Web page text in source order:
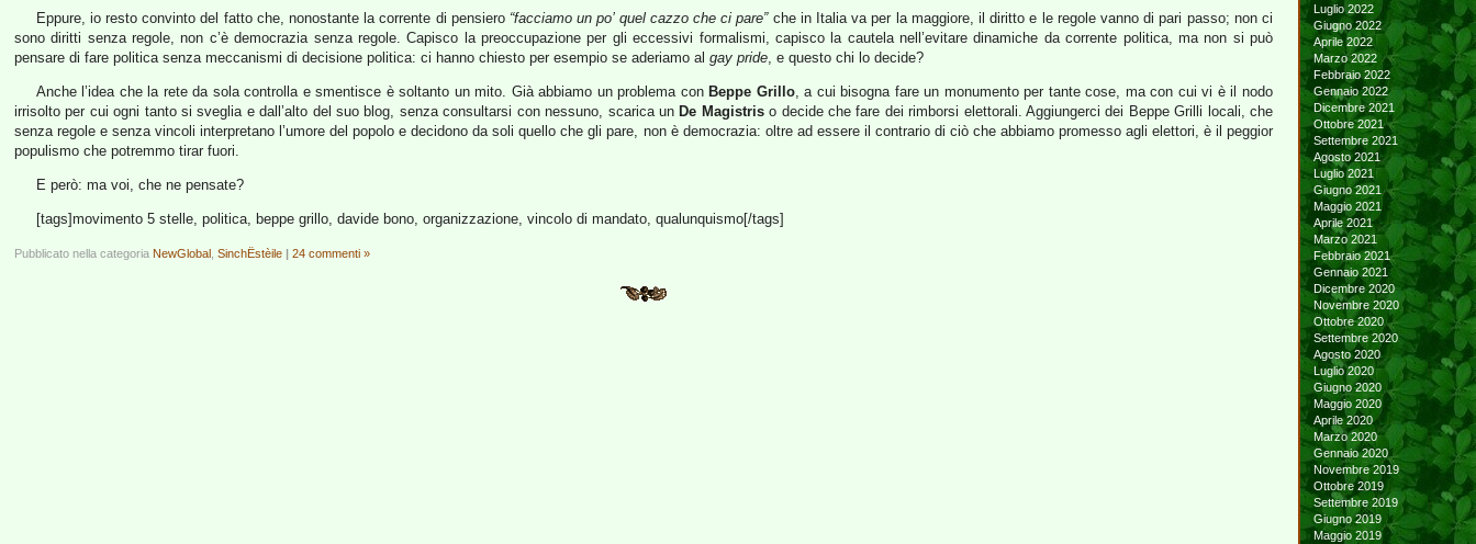
Eppure, io resto convinto del fatto che, nonostante la corrente di pensiero “facciamo un po’ quel cazzo che ci pare”che in Italia va per la maggiore, il diritto e le regole vanno di pari passo; non ci
sono diritti senza regole, non c’è democrazia senza regole. Capisco la preoccupazione per gli eccessivi formalismi, capisco la cautela nell’evitare dinamiche da corrente politica, ma non si può
pensare di fare politica senza meccanismi di decisione politica: ci hanno chiesto per esempio se aderiamo al gay pride, e questo chi lo decide?
Anche l’idea che la rete da sola controlla e smentisce è soltanto un mito. Già abbiamo un problema con Beppe Grillo, a cui bisogna fare un monumento per tante cose, ma con cui vi è il nodo
irrisolto per cui ogni tanto si sveglia e dall’alto del suo blog, senza consultarsi con nessuno, scarica un De Magistriso decide che fare dei rimborsi elettorali. Aggiungerci dei Beppe Grilli locali, che
senza regole e senza vincoli interpretano l’umore del popolo e decidono da soli quello che gli pare, non è democrazia: oltre ad essere il contrario di ciò che abbiamo promesso agli elettori, è il peggior
populismo che potremmo tirar fuori.
E però: ma voi, che ne pensate?
[tags]movimento 5 stelle, politica, beppe grillo, davide bono, organizzazione, vincolo di mandato, qualunquismo[/tags]
Pubblicato nella categoria NewGlobal SinchËstèile | 24 commenti »
Luglio 2022
Giugno 2022
Aprile 2022
Marzo 2022
Febbraio 2022
Gennaio 2022
Dicembre 2021
Ottobre 2021
Settembre 2021
Agosto 2021
Luglio 2021
Giugno 2021
Maggio 2021
Aprile 2021
Marzo 2021
Febbraio 2021
Gennaio 2021
Dicembre 2020
Novembre 2020
Ottobre 2020
Settembre 2020
Agosto 2020
Luglio 2020
Giugno 2020
Maggio 2020
Aprile 2020
Marzo 2020
Gennaio 2020
Novembre 2019
Ottobre 2019
Settembre 2019
Giugno 2019
Maggio 2019